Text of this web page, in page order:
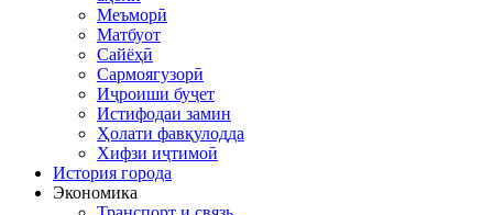
Меъморӣ
Матбуот
Сайёҳӣ
Сармоягузорӣ
Иҷроиши буҷет
Истифодаи замин
Ҳолати фавқулодда
Хифзи иҷтимоӣ
История города
Экономика